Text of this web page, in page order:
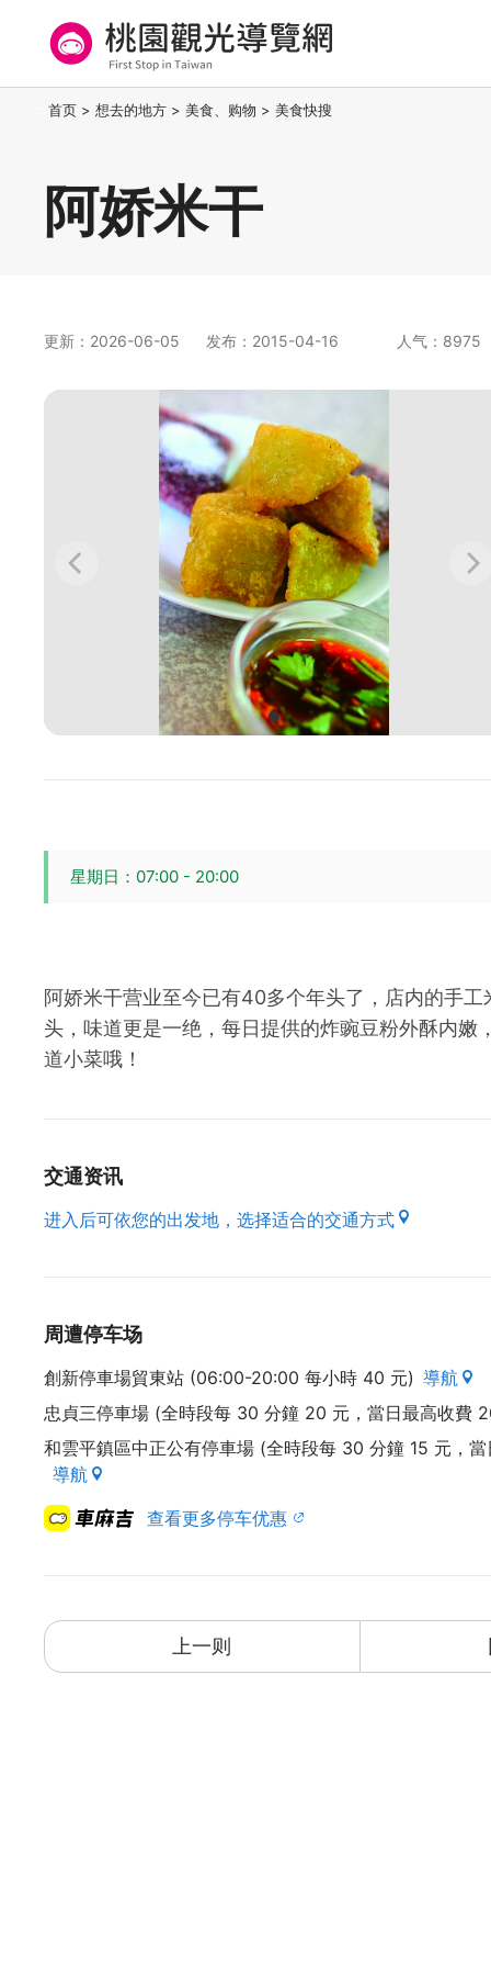
要
桃园观光导览网
首页 > 想去的地方 > 美食、购物 > 美食快搜
阿娇米干
更新：2026-06-05 发布：2015-04-16 人气：8975
星期日：07:00 - 20:00
阿娇米干营业至今已有40多个年头了，店内的手
头，味道更是一绝，每日提供的炸豌豆粉外酥内
道小菜哦！
交通资讯
进入后可依您的出发地，选择适合的交通方式
周遭停车场
創新停車場貿東站 (06:00-20:00 每小時 40 元) 導航
忠貞三停車場 (全時段每 30 分鐘 20 元，當日最高收費
和雲平鎮區中正公有停車場 (全時段每 30 分鐘 15 元，
導航
查看更多停车优惠
上一则